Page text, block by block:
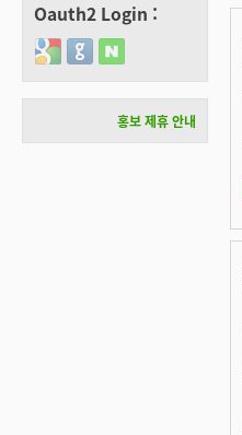
Oauth2 Login :
Login with Google
Login with GitHub
Login with Naver
홍보 제휴 안내